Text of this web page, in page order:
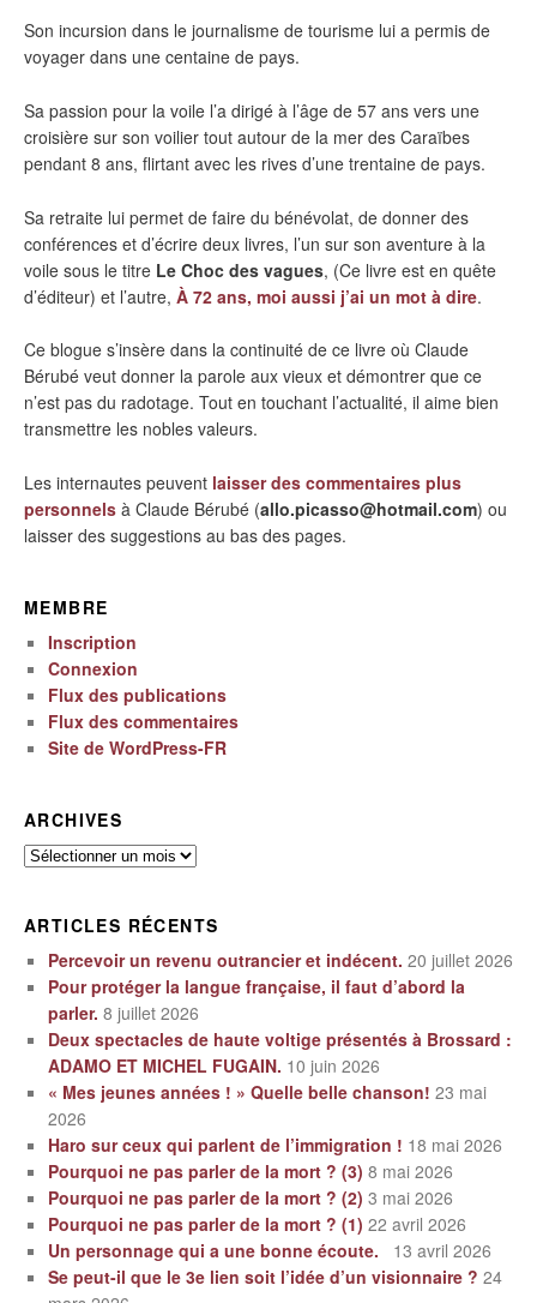
Son incursion dans le journalisme de tourisme lui a permis de
voyager dans une centaine de pays.
Sa passion pour la voile l’a dirigé à l’âge de 57 ans vers une
croisière sur son voilier tout autour de la mer des Caraïbes
pendant 8 ans, flirtant avec les rives d’une trentaine de pays.
Sa retraite lui permet de faire du bénévolat, de donner des
conférences et d’écrire deux livres, l’un sur son aventure à la
voile sous le titre Le Choc des vagues, (Ce livre est en quête
d’éditeur) et l’autre, À 72 ans, moi aussi j’ai un mot à dire.
Ce blogue s’insère dans la continuité de ce livre où Claude
Bérubé veut donner la parole aux vieux et démontrer que ce
n’est pas du radotage. Tout en touchant l’actualité, il aime bien
transmettre les nobles valeurs.
Les internautes peuvent laisser des commentaires plus
personnels à Claude Bérubé (allo.picasso@hotmail.com) ou
laisser des suggestions au bas des pages.
MEMBRE
Inscription
Connexion
Flux des publications
Flux des commentaires
Site de WordPress-FR
ARCHIVES
Archives
ARTICLES RÉCENTS
Percevoir un revenu outrancier et indécent. 20 juillet 2026
Pour protéger la langue française, il faut d’abord la
parler. 8 juillet 2026
Deux spectacles de haute voltige présentés à Brossard :
ADAMO ET MICHEL FUGAIN. 10 juin 2026
« Mes jeunes années ! » Quelle belle chanson! 23 mai
2026
Haro sur ceux qui parlent de l’immigration ! 18 mai 2026
Pourquoi ne pas parler de la mort ? (3) 8 mai 2026
Pourquoi ne pas parler de la mort ? (2) 3 mai 2026
Pourquoi ne pas parler de la mort ? (1) 22 avril 2026
Un personnage qui a une bonne écoute.
13 avril 2026
Se peut-il que le 3e lien soit l’idée d’un visionnaire ? 24